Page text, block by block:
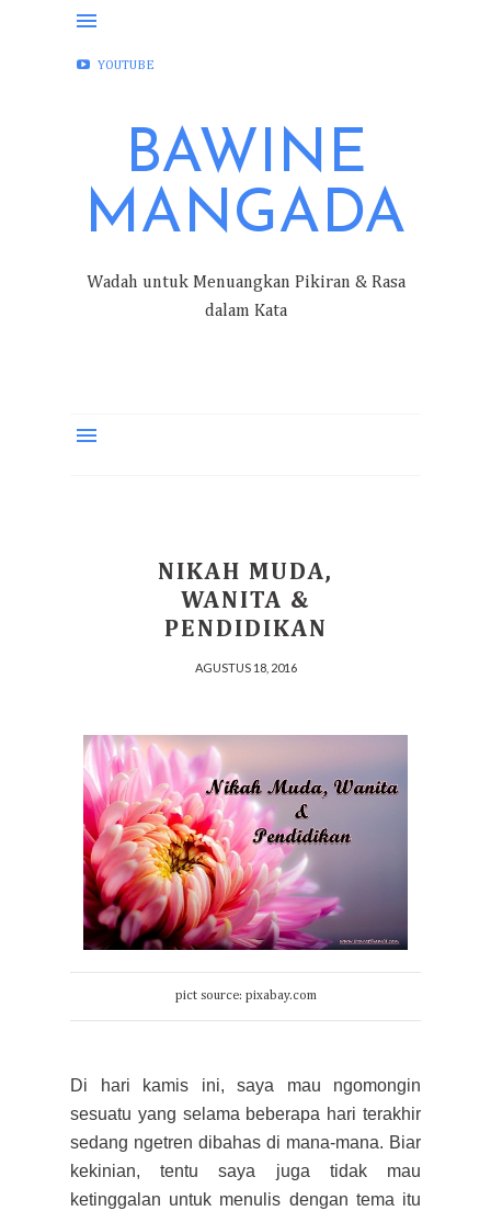
FACEBOOK
YOUTUBE
BAWINE
MANGADA
Wadah untuk Menuangkan Pikiran & Rasa
dalam Kata
NIKAH MUDA,
WANITA &
PENDIDIKAN
AGUSTUS 18, 2016
pict source: pixabay.com
Di hari kamis ini, saya mau ngomongin
sesuatu yang selama beberapa hari terakhir
sedang ngetren dibahas di mana-mana. Biar
kekinian, tentu saya juga tidak mau
ketinggalan untuk menulis dengan tema itu